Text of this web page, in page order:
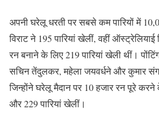
अपनी घरेलू धरती पर सबसे कम पारियों में
विराट ने 195 पारियां खेलीं, वहीं ऑस्ट्रेलियाई
रन बनाने के लिए 219 पारियां खेली थीं।
सचिन तेंदुलकर, महेला जयवर्धने और कुमार
जिन्होंने घरेलू मैदान पर 10 हजार रन पूरे
और 229 पारियां खेलीं।